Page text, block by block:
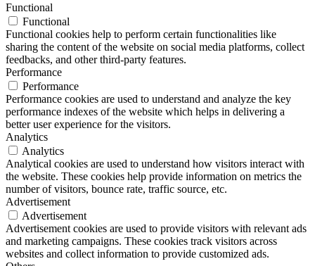
Functional
Functional
Functional cookies help to perform certain functionalities like
sharing the content of the website on social media platforms, collect
feedbacks, and other third-party features.
Performance
Performance
Performance cookies are used to understand and analyze the key
performance indexes of the website which helps in delivering a
better user experience for the visitors.
Analytics
Analytics
Analytical cookies are used to understand how visitors interact with
the website. These cookies help provide information on metrics the
number of visitors, bounce rate, traffic source, etc.
Advertisement
Advertisement
Advertisement cookies are used to provide visitors with relevant ads
and marketing campaigns. These cookies track visitors across
websites and collect information to provide customized ads.